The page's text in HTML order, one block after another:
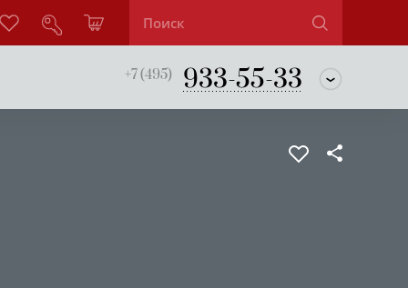
+7 (495) 933-55-33